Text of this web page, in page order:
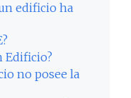
edificio ha
Edificio?
no posee la